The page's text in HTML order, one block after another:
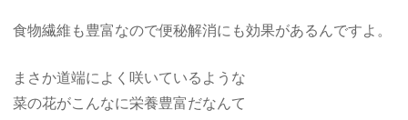
食物繊維も豊富なので便秘解消にも効果があるんですよ。
まさか道端によく咲いているような
菜の花がこんなに栄養豊富だなんて